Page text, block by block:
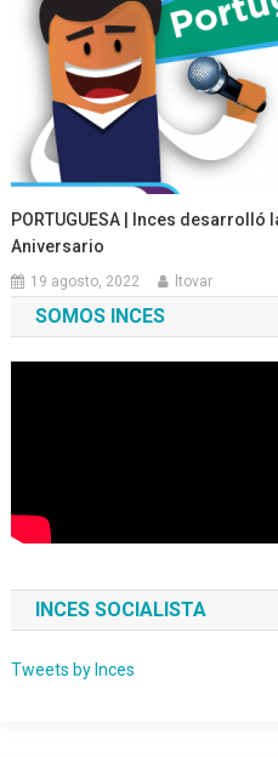
PORTUGUESA | Inces desarrolló
Aniversario
19 agosto, 2022 ltovar
SOMOS INCES
INCES SOCIALISTA
Tweets by Inces